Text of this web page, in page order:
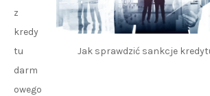
Jak sprawdzić sankcje
z
kredy
tu
darm
owego